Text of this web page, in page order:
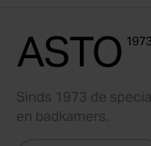
Sinds 1973 de
en badkamers.